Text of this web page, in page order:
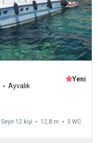
Ayvalık
Yeni
Seyir 12 kişi 12,8 m 3 WC